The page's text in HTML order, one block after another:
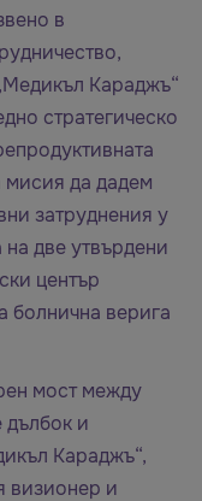
в
Караджъ“
стратегическо
мисия да дадем
затруднения у
две утвърдени
център
болнична верига
мост между
и
Караджъ“,
визионер и